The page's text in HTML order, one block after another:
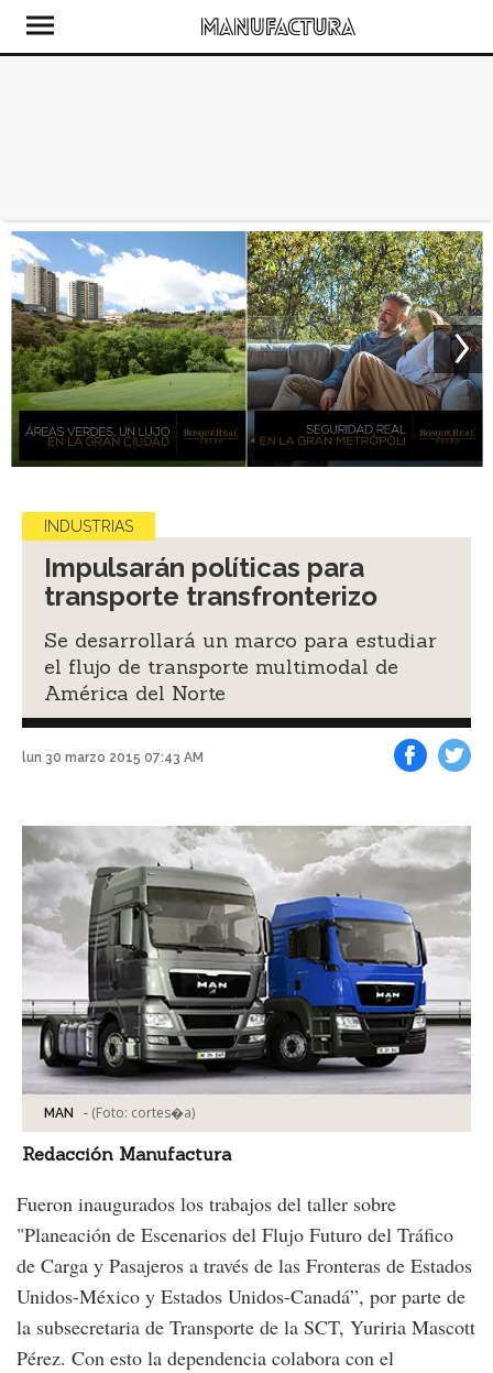
INDUSTRIAS
Impulsarán políticas para
transporte transfronterizo
Se desarrollará un marco para estudiar
el flujo de transporte multimodal de
América del Norte
lun 30 marzo 2015 07:43 AM
MAN - (Foto: cortes�a)
Redacción Manufactura
Fueron inaugurados los trabajos del taller sobre
"Planeación de Escenarios del Flujo Futuro del Tráfico
de Carga y Pasajeros a través de las Fronteras de Estados
Unidos-México y Estados Unidos-Canadá”, por parte de
la subsecretaria de Transporte de la SCT, Yuriria Mascott
Pérez. Con esto la dependencia colabora con el